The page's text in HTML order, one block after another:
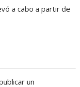
a cabo a partir de
un